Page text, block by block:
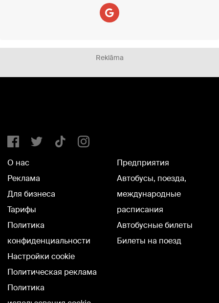
Reklāma
О нас
Реклама
Для бизнеса
Тарифы
Политика
конфиденциальности
Настройки cookie
Политическая реклама
Политика
Предприятия
Автобусы, поезда,
международные
расписания
Автобусные билеты
Билеты на поезд